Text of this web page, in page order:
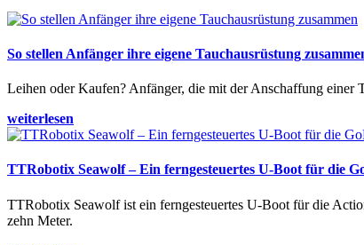
So stellen Anfänger ihre eigene Tauchausrüstung
Leihen oder Kaufen? Anfänger, die mit der Anschaffung einer
weiterlesen
TTRobotix Seawolf – Ein ferngesteuertes U-Boot für die
TTRobotix Seawolf ist ein ferngesteuertes U-Boot für die
zehn Meter.